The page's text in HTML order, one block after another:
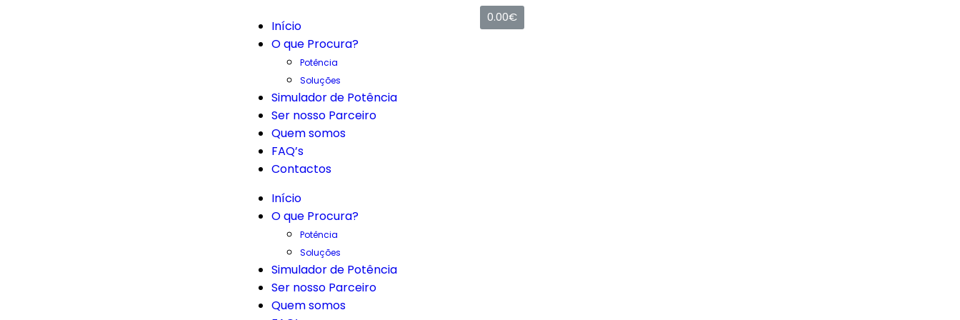
Início
O que Procura?
Potência
Soluções
Simulador de Potência
Ser nosso Parceiro
Quem somos
FAQ’s
Contactos
Início
O que Procura?
Potência
Soluções
Simulador de Potência
Ser nosso Parceiro
Quem somos
0.00€